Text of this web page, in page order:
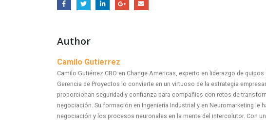
Author
Camilo Gutierrez
Camilo Gutiérrez CRO en Change Americas, experto en liderazgo de
Gerencia de Proyectos lo convierte en un virtuoso de la estrategia
proporcionan seguridad y confianza para compañías con retos de
negociación. Su formación en Ingeniería Industrial y en Neuromarketing
negociación y los procesos neuronales en la mente del intercolutor. Con